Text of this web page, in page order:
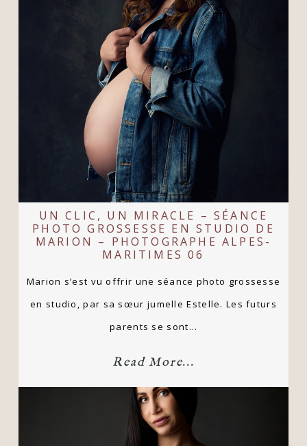
UN CLIC, UN MIRACLE – SÉANCE
PHOTO GROSSESSE EN STUDIO DE
MARION – PHOTOGRAPHE ALPES-
MARITIMES 06
Marion s’est vu offrir une séance photo grossesse
en studio, par sa sœur jumelle Estelle. Les futurs
parents se sont…
Read More...